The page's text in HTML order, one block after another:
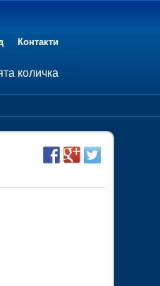
Контакти
количка